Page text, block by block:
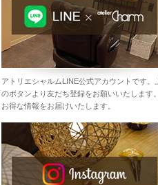
アトリエシャルムLINE公式アカウントです。
のボタンより友だち登録をお願いいたします。
お得な情報をお届けいたします。